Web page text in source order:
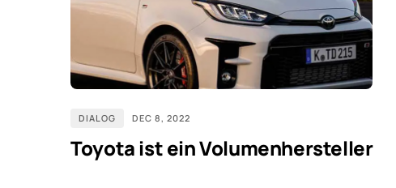
DIALOG DEC 8, 2022
Toyota ist ein Volumenhersteller